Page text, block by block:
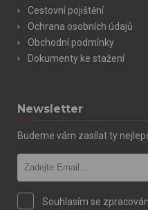
Cestovní pojištění
Ochrana osobních údajů
Obchodní podmínky
Dokumenty ke stažení
Newsletter
Budeme vám zasílat ty
Souhlasím se